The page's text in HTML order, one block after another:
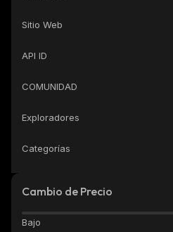
Sitio Web
API ID
COMUNIDAD
Exploradores
Categorías
Cambio de Precio
Bajo